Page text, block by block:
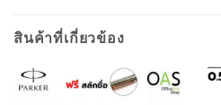
สินค้าที่เกี่ยวข้อง